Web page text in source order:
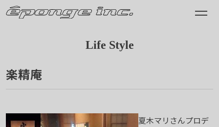
Life Style
楽精庵
夏木マリさんプロデ